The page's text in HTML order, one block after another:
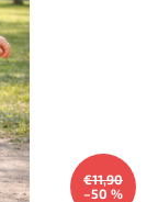
€11,90
–50 %